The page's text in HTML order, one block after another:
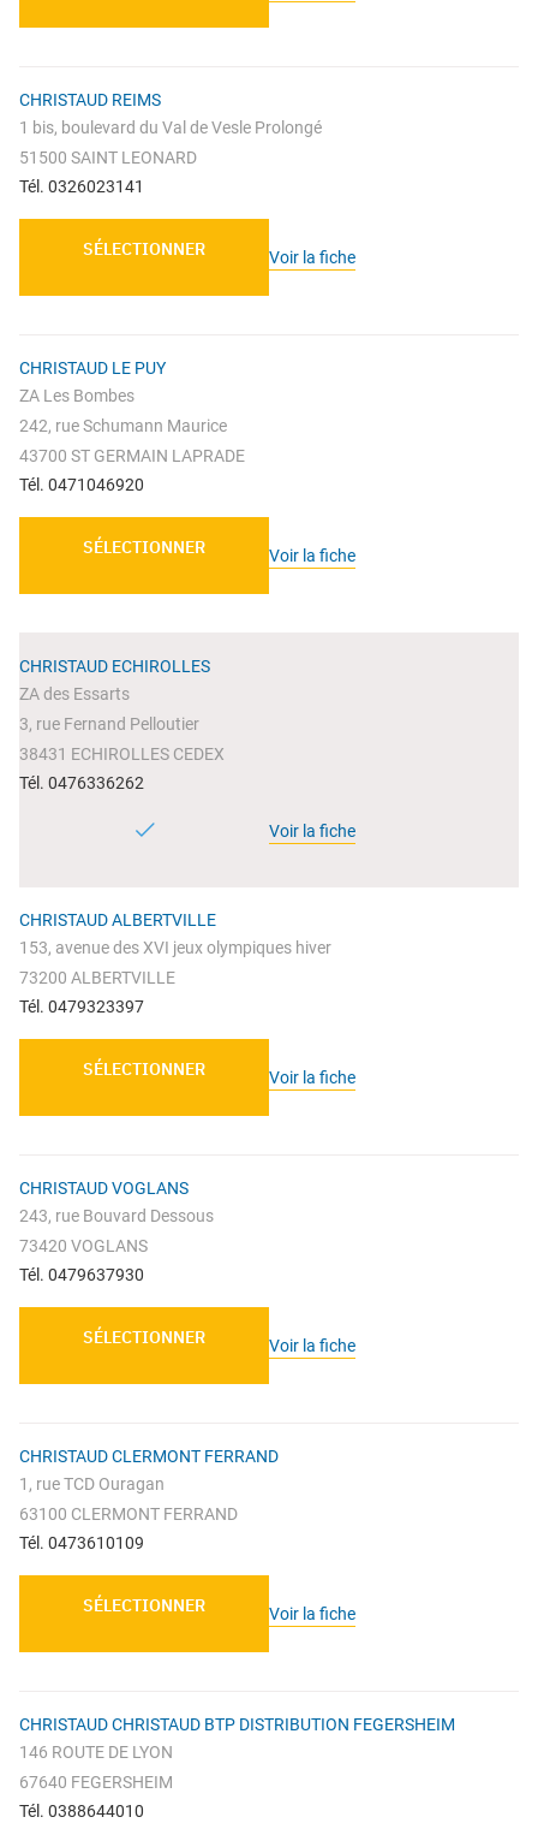
CHRISTAUD REIMS
1 bis, boulevard du Val de Vesle Prolongé
51500 SAINT LEONARD
Tél. 0326023141
SÉLECTIONNER Voir la fiche
CHRISTAUD LE PUY
ZA Les Bombes
242, rue Schumann Maurice
43700 ST GERMAIN LAPRADE
Tél. 0471046920
SÉLECTIONNER Voir la fiche
CHRISTAUD ECHIROLLES
ZA des Essarts
3, rue Fernand Pelloutier
38431 ECHIROLLES CEDEX
Tél. 0476336262
Voir la fiche
CHRISTAUD ALBERTVILLE
153, avenue des XVI jeux olympiques hiver
73200 ALBERTVILLE
Tél. 0479323397
SÉLECTIONNER Voir la fiche
CHRISTAUD VOGLANS
243, rue Bouvard Dessous
73420 VOGLANS
Tél. 0479637930
SÉLECTIONNER Voir la fiche
CHRISTAUD CLERMONT FERRAND
1, rue TCD Ouragan
63100 CLERMONT FERRAND
Tél. 0473610109
SÉLECTIONNER Voir la fiche
CHRISTAUD CHRISTAUD BTP DISTRIBUTION FEGERSHEIM
146 ROUTE DE LYON
67640 FEGERSHEIM
Tél. 0388644010